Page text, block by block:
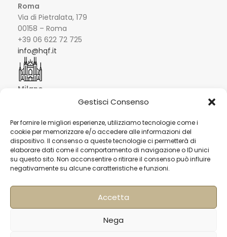
Gestisci Consenso
Per fornire le migliori esperienze, utilizziamo tecnologie come i
cookie per memorizzare e/o accedere alle informazioni del
dispositivo. Il consenso a queste tecnologie ci permetterà di
elaborare dati come il comportamento di navigazione o ID unici
su questo sito. Non acconsentire o ritirare il consenso può influire
negativamente su alcune caratteristiche e funzioni.
Accetta
Nega
Roma
Via di Pietralata, 179
00158 – Roma
+39 06 622 72 725
info@hqf.it
Milano
Strada Padana superiore 30
0249464358
sedemilano@hqf.it
LondraArch. 320 Blucher Road SE5 0LH – London +44
Hong KongUnits 305-307 3/F; Laford Centre, 838 Lai
Chi Kok Road, Cheung Sha Wan, Hong Kong +852